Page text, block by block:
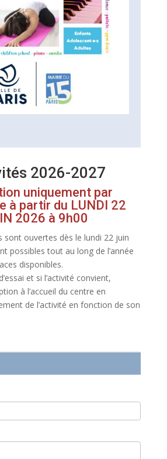
2026-2027
uniquement par
à partir du LUNDI 22
2026 à 9h00
sont ouvertes dès le lundi 22 juin
possibles tout au long de l’année
disponibles.
et si l’activité convient,
à l’accueil du centre en
de l’activité en fonction de son